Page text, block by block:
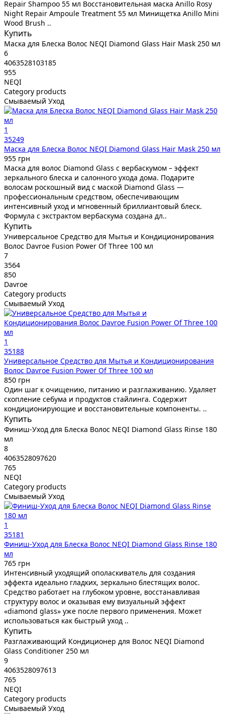
Repair Shampoo 55 мл Восстановительная маска Anillo Rosy
Night Repair Ampoule Treatment 55 мл Минищетка Anillo Mini
Wood Brush ..
Купить
Маска для Блеска Волос NEQI Diamond Glass Hair Mask 250 мл
6
4063528103185
955
NEQI
Category products
Смываемый Уход
1
35249
Маска для Блеска Волос NEQI Diamond Glass Hair Mask 250 мл
955 грн
Маска для волос Diamond Glass с вербаскумом – эффект
зеркального блеска и салонного ухода дома. Подарите
волосам роскошный вид с маской Diamond Glass —
профессиональным средством, обеспечивающим
интенсивный уход и мгновенный бриллиантовый блеск.
Формула с экстрактом вербаскума создана дл..
Купить
Универсальное Средство для Мытья и Кондиционирования
Волос Davroe Fusion Power Of Three 100 мл
7
3564
850
Davroe
Category products
Смываемый Уход
1
35188
Универсальное Средство для Мытья и Кондиционирования
Волос Davroe Fusion Power Of Three 100 мл
850 грн
Один шаг к очищению, питанию и разглаживанию. Удаляет
скопление себума и продуктов стайлинга. Содержит
кондиционирующие и восстановительные компоненты. ..
Купить
Финиш-Уход для Блеска Волос NEQI Diamond Glass Rinse 180
мл
8
4063528097620
765
NEQI
Category products
Смываемый Уход
1
35181
Финиш-Уход для Блеска Волос NEQI Diamond Glass Rinse 180
мл
765 грн
Интенсивный уходящий ополаскиватель для создания
эффекта идеально гладких, зеркально блестящих волос.
Средство работает на глубоком уровне, восстанавливая
структуру волос и оказывая ему визуальный эффект
«diamond glass» уже после первого применения. Может
использоваться как быстрый уход ..
Купить
Разглаживающий Кондиционер для Волос NEQI Diamond
Glass Conditioner 250 мл
9
4063528097613
765
NEQI
Category products
Смываемый Уход